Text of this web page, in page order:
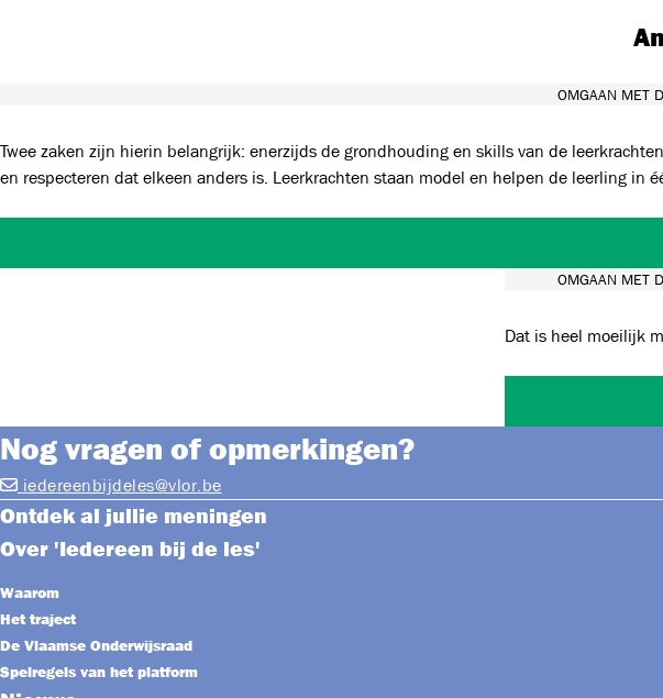
OMGAAN MET
Twee zaken zijn hierin belangrijk: enerzijds de grondhouding en skills van de
en respecteren dat elkeen anders is. Leerkrachten staan model en helpen de leerling
OMGAAN MET
Dat is heel moeilijk
Nog vragen of opmerkingen?
iedereenbijdeles@vlor.be
Ontdek al jullie meningen
Over 'Iedereen bij de les'
Waarom
Het traject
De Vlaamse Onderwijsraad
Spelregels van het platform